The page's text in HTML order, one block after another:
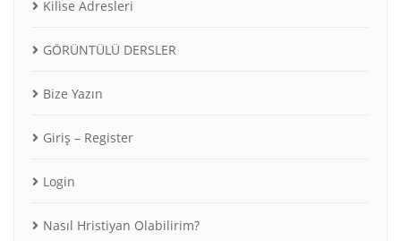
Kilise Adresleri
GÖRÜNTÜLÜ DERSLER
Bize Yazın
Giriş – Register
Login
Nasıl Hristiyan Olabilirim?